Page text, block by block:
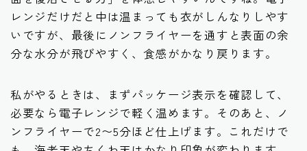
レンジだけだと中は温まっても衣がしんなりしやす
いですが、最後にノンフライヤーを通すと表面の余
分な水分が飛びやすく、食感がかなり戻ります。
私がやるときは、まずパッケージ表示を確認して、
必要なら電子レンジで軽く温めます。そのあと、ノ
ンフライヤーで2〜5分ほど仕上げます。これだけで